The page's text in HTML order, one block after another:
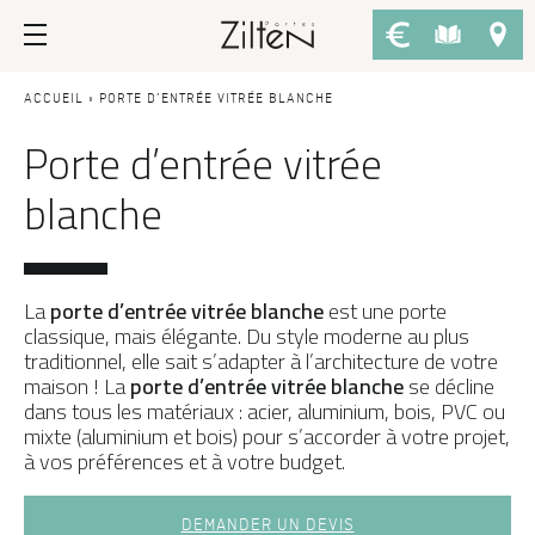
Nos portes d’entrée
PAR TYPE
Porte d’entrée
Porte de service
Porte grand trafic
Porte d'entrée sur-mesure
PAR STYLE
Portes d'entrée modernes
Portes d’entrée traditionnelles
Conseils
LE CHOIX
Savoir-faire
Design
Inspirations
LES ATOUTS
Performances
Usage
Fiscalité
ACCUEIL » PORTE D’ENTRÉE VITRÉE BLANCHE
Porte d’entrée vitrée
blanche
Laporte d’entrée vitrée blancheest une porte
classique, mais élégante. Du style moderne au plus
traditionnel, elle sait s’adapter à l’architecture de votre
maison ! Laporte d’entrée vitrée blanchese décline
dans tous les matériaux : acier, aluminium, bois, PVC ou
mixte (aluminium et bois) pour s’accorder à votre projet,
à vos préférences et à votre budget.
DEMANDER UN DEVIS
Afficher plus de filtres
APPLIQUER LES FILTRES